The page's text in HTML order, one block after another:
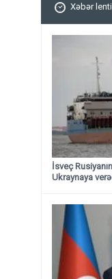
Xəbər lenti
İsveç
Ukraynaya